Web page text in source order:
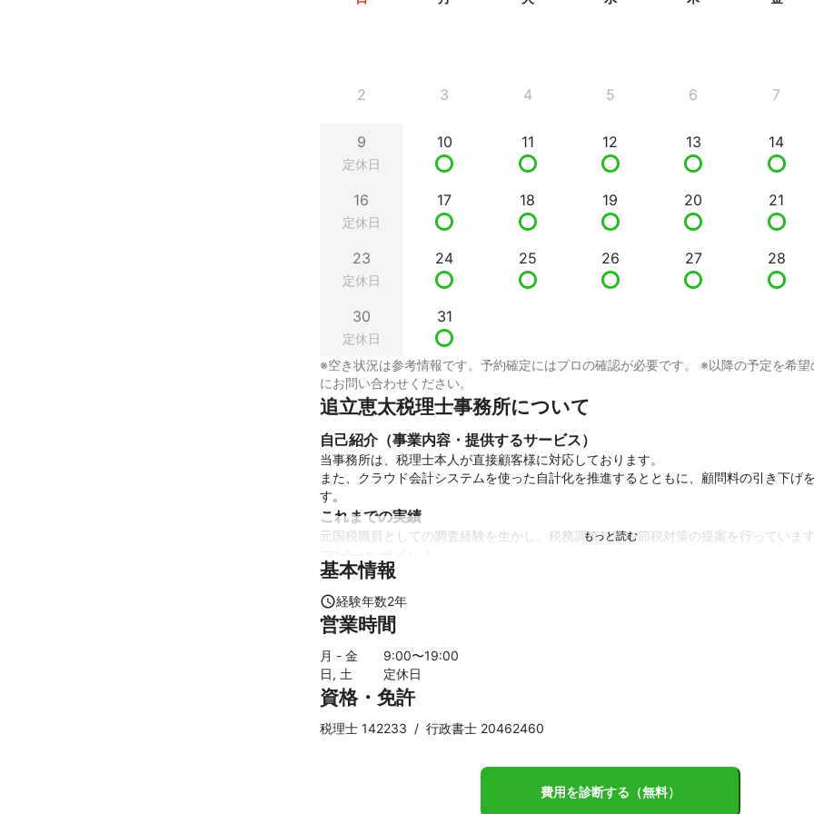
2 3 4 5 6 7
9
定休日
10 11 12 13 14
16
定休日
17 18 19 20 21
23
定休日
24 25 26 27 28
30
定休日
31
※空き状況は参考情報です。予約確定にはプロの確認が必要です。 ※以降の予定を希望
にお問い合わせください。
追立恵太税理士事務所について
自己紹介（事業内容・提供するサービス）
当事務所は、税理士本人が直接顧客様に対応しております。
また、クラウド会計システムを使った自計化を推進するとともに、顧問料の引き下げ
す。
これまでの実績
元国税職員としての調査経験を生かし、税務調査対策や節税対策の提案を行っています
アピールポイント
鹿児島県の伝統工芸品である竹工芸の技術を学んだ経験を活かし、持続可能な伝統工芸
承及び発展に貢献できるような仕事は大歓迎です。
基本情報
経験年数2年
営業時間
月 - 金 9:00〜19:00
日, 土
定休日
資格・免許
税理士 142233 / 行政書士 20462460
費用を診断する（無料）